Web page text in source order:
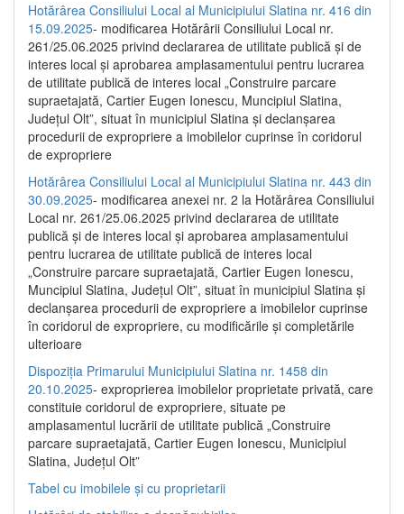
Hotărârea Consiliului Local al Municipiului Slatina nr. 416 din
15.09.2025- modificarea Hotărârii Consiliului Local nr.
261/25.06.2025 privind declararea de utilitate publică și de
interes local și aprobarea amplasamentului pentru lucrarea
de utilitate publică de interes local „Construire parcare
supraetajată, Cartier Eugen Ionescu, Muncipiul Slatina,
Județul Olt”, situat în municipiul Slatina și declanșarea
procedurii de expropriere a imobilelor cuprinse în coridorul
de expropriere
Hotărârea Consiliului Local al Municipiului Slatina nr. 443 din
30.09.2025- modificarea anexei nr. 2 la Hotărârea Consiliului
Local nr. 261/25.06.2025 privind declararea de utilitate
publică şi de interes local şi aprobarea amplasamentului
pentru lucrarea de utilitate publică de interes local
„Construire parcare supraetajată, Cartier Eugen Ionescu,
Muncipiul Slatina, Judeţul Olt”, situat în municipiul Slatina şi
declanşarea procedurii de expropriere a imobilelor cuprinse
în coridorul de expropriere, cu modificările şi completările
ulterioare
Dispoziția Primarului Municipiului Slatina nr. 1458 din
20.10.2025- exproprierea imobilelor proprietate privată, care
constituie coridorul de expropriere, situate pe
amplasamentul lucrării de utilitate publică „Construire
parcare supraetajată, Cartier Eugen Ionescu, Municipiul
Slatina, Județul Olt”
Tabel cu imobilele și cu proprietarii